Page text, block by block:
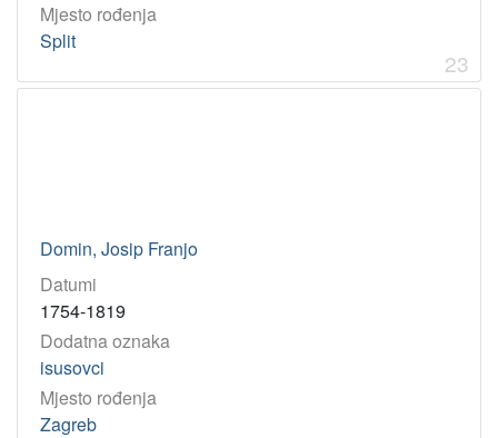
Mjesto rođenja
Split
23
Domin, Josip Franjo
Datumi
1754-1819
Dodatna oznaka
isusovci
Mjesto rođenja
Zagreb